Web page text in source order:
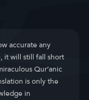
accurate any
it will still fall short
Qur’anic
is only the
in